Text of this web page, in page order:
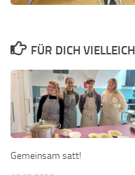
FÜR DICH
Gemeinsam satt!